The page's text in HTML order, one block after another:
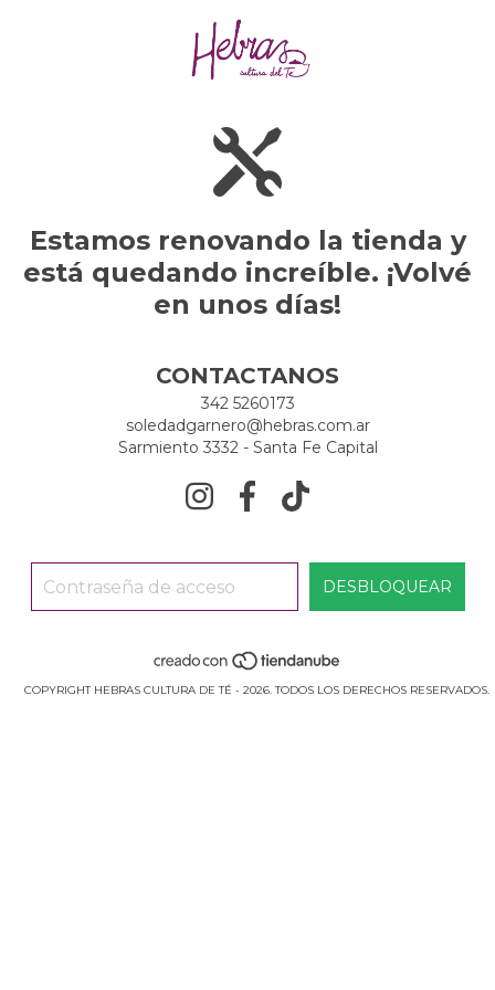
Estamos renovando la tienda y
está quedando increíble. ¡Volvé
en unos días!
CONTACTANOS
342 5260173
soledadgarnero@hebras.com.ar
Sarmiento 3332 - Santa Fe Capital
COPYRIGHT HEBRAS CULTURA DE TÉ - 2026. TODOS LOS DERECHOS RESERVADOS.